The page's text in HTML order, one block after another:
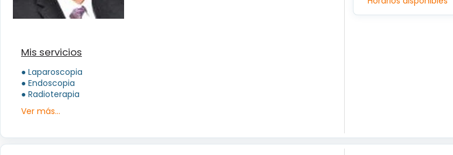
Mis servicios
● Laparoscopia
● Endoscopia
● Radioterapia
Ver más...